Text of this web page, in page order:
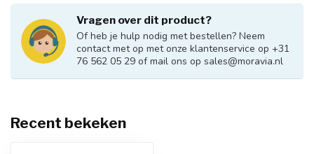
Vragen over dit product?
Of heb je hulp nodig met bestellen? Neem
contact met op met onze klantenservice op +31
76 562 05 29 of mail ons op sales@moravia.nl
Recent bekeken